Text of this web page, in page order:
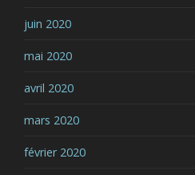
juin 2020
mai 2020
avril 2020
mars 2020
février 2020